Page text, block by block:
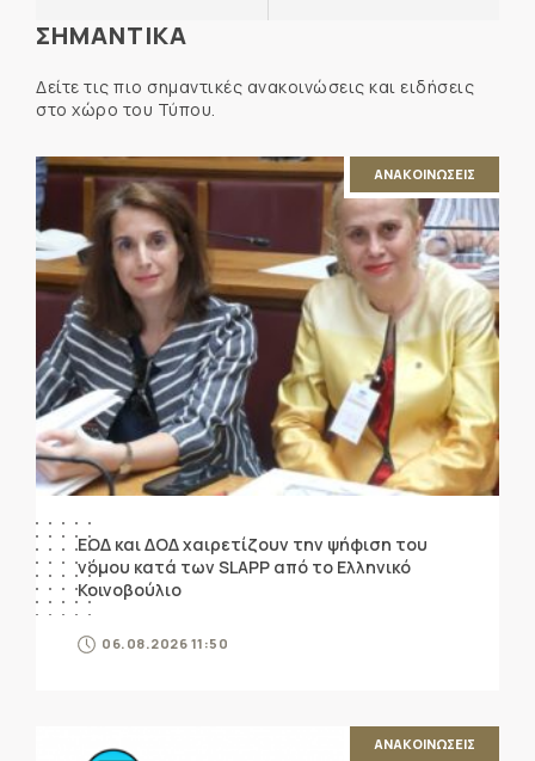
ΣΗΜΑΝΤΙΚΑ
Δείτε τις πιο σημαντικές ανακοινώσεις και ειδήσεις
στο χώρο του Τύπου.
ΑΝΑΚΟΙΝΩΣΕΙΣ
ΕΟΔ και ΔΟΔ χαιρετίζουν την ψήφιση του
νόμου κατά των SLAPP από το Ελληνικό
Κοινοβούλιο
06.08.2026 11:50
ΑΝΑΚΟΙΝΩΣΕΙΣ